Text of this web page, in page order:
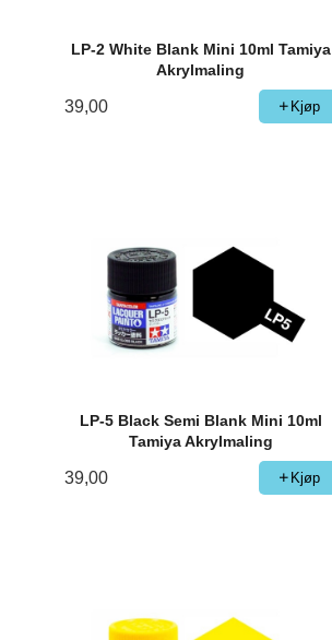
LP-2 White Blank Mini 10ml Tamiya
Akrylmaling
39,00 Kjøp
LP-5 Black Semi Blank Mini 10ml
Tamiya Akrylmaling
39,00 Kjøp